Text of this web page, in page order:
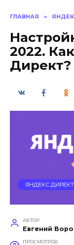
ГЛАВНАЯ »
2022.
Директ?
ЯНДЕКС ДИРЕКТ
АВТОР
Евгений
ПРОСМОТРОВ